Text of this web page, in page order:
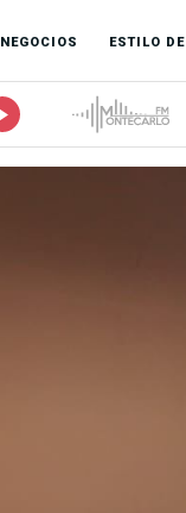
NEGOCIOS ESTILO